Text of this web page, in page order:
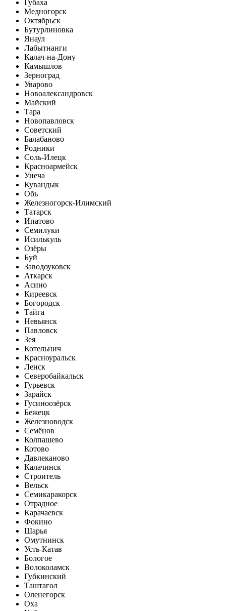
Губаха
Медногорск
Октябрьск
Бутурлиновка
Янаул
Лабытнанги
Калач-на-Дону
Камышлов
Зерноград
Уварово
Новоалександровск
Майский
Тара
Новопавловск
Советский
Балабаново
Родники
Соль-Илецк
Красноармейск
Унеча
Кувандык
Обь
Железногорск-Илимский
Татарск
Ипатово
Семилуки
Исилькуль
Озёры
Буй
Заводоуковск
Аткарск
Асино
Киреевск
Богородск
Тайга
Невьянск
Павловск
Зея
Котельнич
Красноуральск
Ленск
Северобайкальск
Гурьевск
Зарайск
Гусиноозёрск
Бежецк
Железноводск
Семёнов
Колпашево
Котово
Давлеканово
Калачинск
Строитель
Вельск
Семикаракорск
Отрадное
Карачаевск
Фокино
Шарья
Омутнинск
Усть-Катав
Бологое
Волоколамск
Губкинский
Таштагол
Оленегорск
Оха